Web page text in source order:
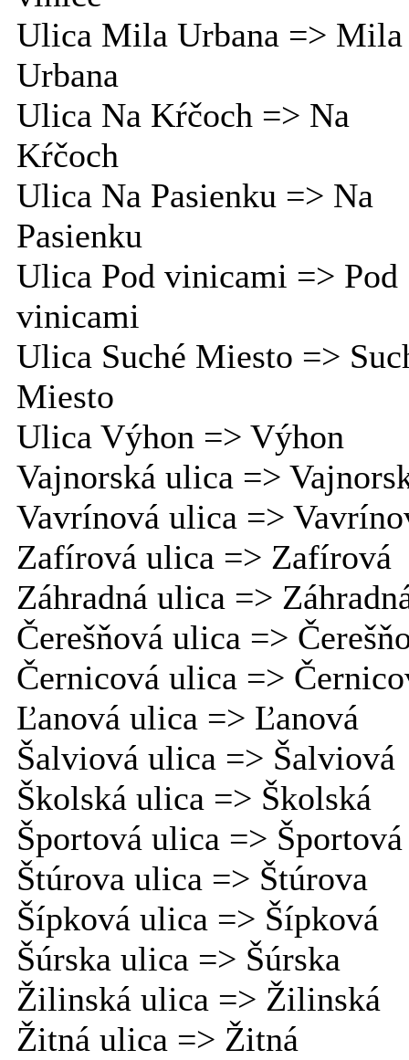
Ulica Mila Urbana => Mila
Urbana
Ulica Na Kŕčoch => Na
Kŕčoch
Ulica Na Pasienku => Na
Pasienku
Ulica Pod vinicami => Pod
vinicami
Ulica Suché Miesto =>
Miesto
Ulica Výhon => Výhon
Vajnorská ulica =>
Vavrínová ulica =>
Zafírová ulica => Zafírová
Záhradná ulica =>
Čerešňová ulica =>
Černicová ulica =>
Ľanová ulica => Ľanová
Šalviová ulica => Šalviová
Školská ulica => Školská
Športová ulica => Športová
Štúrova ulica => Štúrova
Šípková ulica => Šípková
Šúrska ulica => Šúrska
Žilinská ulica => Žilinská
Žitná ulica => Žitná